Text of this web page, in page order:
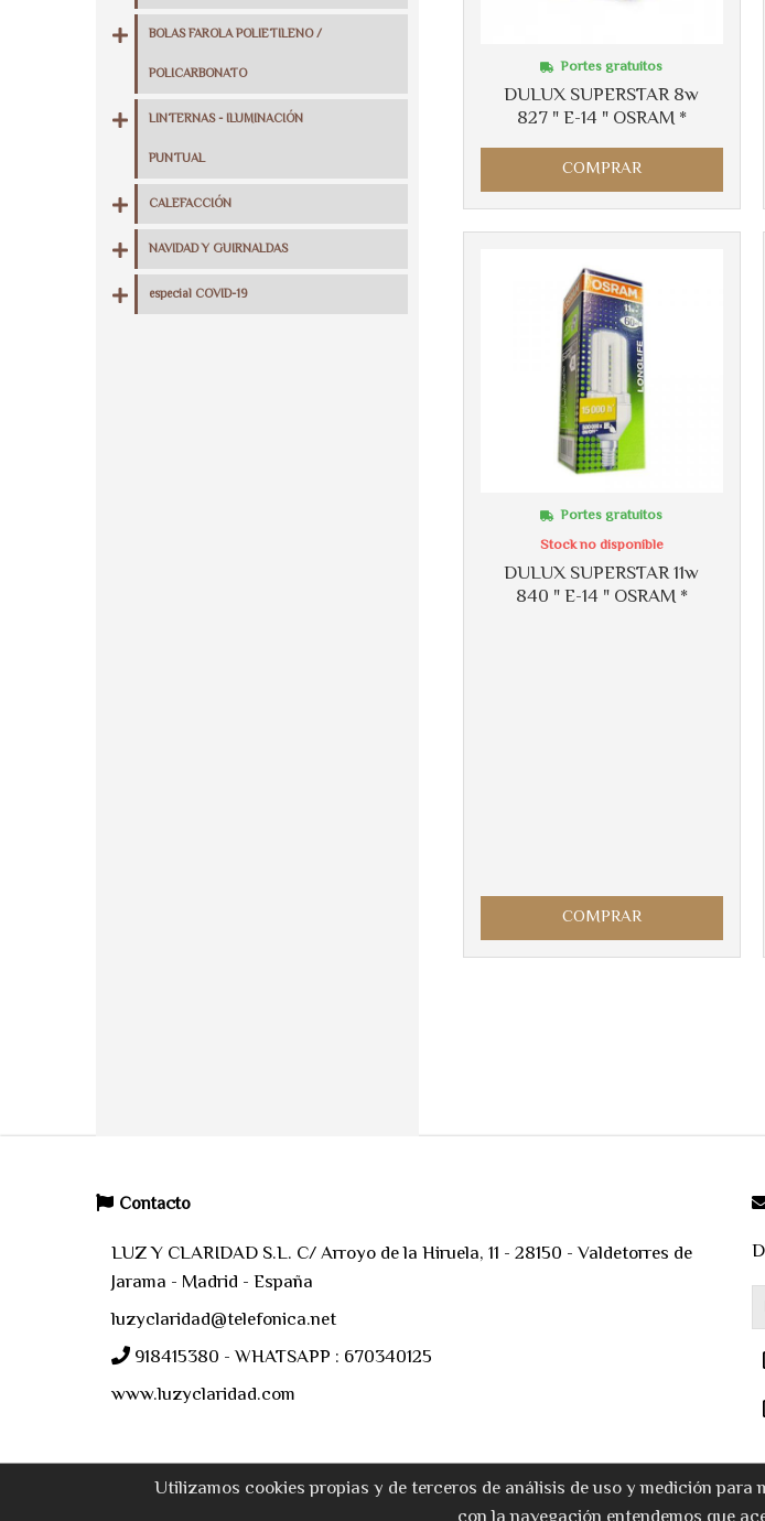
BOLAS FAROLA POLIETILENO /
POLICARBONATO
LINTERNAS - ILUMINACIÓN
PUNTUAL
CALEFACCIÓN
NAVIDAD Y GUIRNALDAS
especial COVID-19
DULUX SUPERSTAR 8w
827 " E-14 " OSRAM *
Portes gratuitos
COMPRAR
DULUX SUPERSTAR 11w
840 " E-14 " OSRAM *
Portes gratuitos
Stock no disponible
COMPRAR
Contacto
LUZ Y CLARIDAD S.L. C/ Arroyo de la Hiruela, 11 - 28150 - Valdetorres de
Jarama - Madrid - España
luzyclaridad@telefonica.net
918415380 - WHATSAPP : 670340125
www.luzyclaridad.com
Utilizamos cookies propias y de terceros de análisis de uso y medición